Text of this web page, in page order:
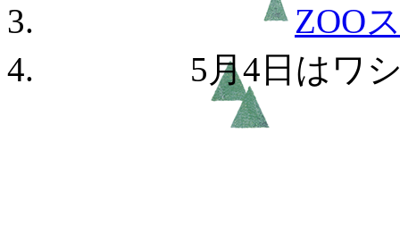
ZOO
5月4日はワ